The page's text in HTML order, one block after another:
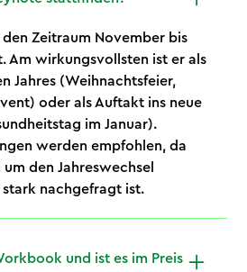
Zeitraum November bis
Am wirkungsvollsten ist er als
Jahres (Weihnachtsfeier,
oder als Auftakt ins neue
im Januar).
werden empfohlen, da
den Jahreswechsel
nachgefragt ist.
und ist es im Preis